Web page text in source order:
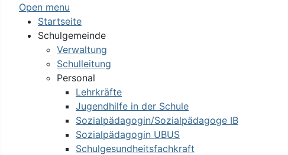
Open menu
Startseite
Schulgemeinde
Verwaltung
Schulleitung
Personal
Lehrkräfte
Jugendhilfe in der Schule
Sozialpädagogin/Sozialpädagoge IB
Sozialpädagogin UBUS
Schulgesundheitsfachkraft